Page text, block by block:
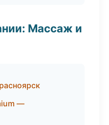
Массаж и
—